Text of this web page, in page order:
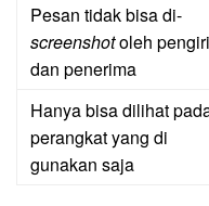
Pesan tidak bisa di-
screenshotoleh
dan penerima
Hanya bisa dilihat
perangkat yang di
gunakan saja